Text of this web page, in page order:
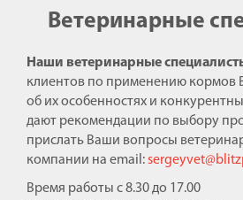
Ветеринарные
Наши ветеринарные
клиентов по применению кормов
об их особенностях и
дают рекомендации по выбору
прислать Ваши вопросы
компании на email:
Время работы с 8.30 до 17.00